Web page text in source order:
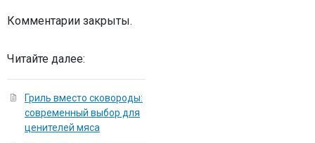
Комментарии закрыты.
Читайте далее:
Гриль вместо сковороды:
современный выбор для
ценителей мяса